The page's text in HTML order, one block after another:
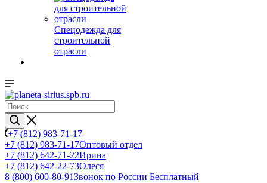
Спецодежда для
строительной
отрасли
+7 (812) 983-71-17
+7 (812) 983-71-17Оптовый отдел
+7 (812) 642-71-22Ирина
+7 (812) 642-22-73Олеся
8 (800) 600-80-91Звонок по России Бесплатный